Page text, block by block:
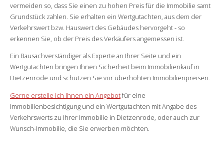
vermeiden so, dass Sie einen zu hohen Preis für die Immobilie samt
Grundstück zahlen. Sie erhalten ein Wertgutachten, aus dem der
Verkehrswert bzw. Hauswert des Gebäudes hervorgeht - so
erkennen Sie, ob der Preis des Verkäufers angemessen ist.
Ein Bausachverständiger als Experte an Ihrer Seite und ein
Wertgutachten bringen Ihnen Sicherheit beim Immobilienkauf in
Dietzenrode und schützen Sie vor überhöhten Immobilienpreisen.
Gerne erstelle ich Ihnen ein Angebotfür eine
Immobilienbesichtigung und ein Wertgutachten mit Angabe des
Verkehrswerts zu Ihrer Immobilie in Dietzenrode, oder auch zur
Wunsch-Immobilie, die Sie erwerben möchten.